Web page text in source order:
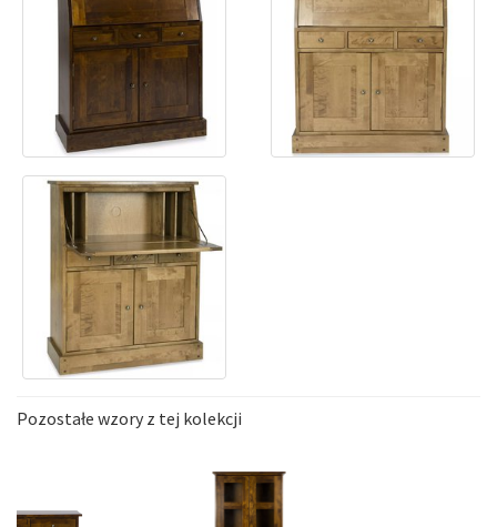
Pozostałe wzory z tej kolekcji